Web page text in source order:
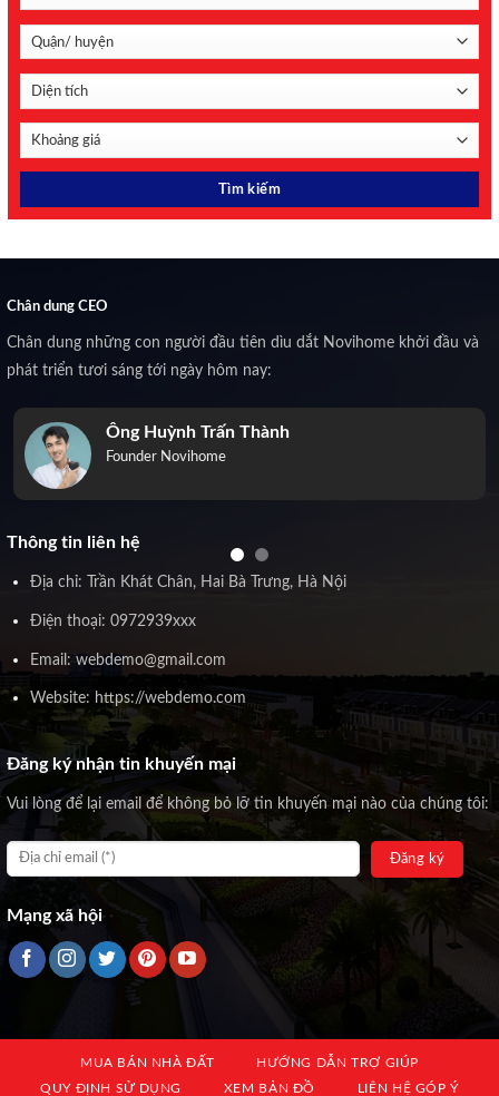
Chân dung CEO
Chân dung những con người đầu tiên dìu dắt Novihome khởi đầu và
phát triển tươi sáng tới ngày hôm nay:
Ông Huỳnh Trấn Thành
Founder Novihome
Thông tin liên hệ
Địa chỉ: Trần Khát Chân, Hai Bà Trưng, Hà Nội
Điện thoại: 0972939xxx
Email: webdemo@gmail.com
Website: https://webdemo.com
Đăng ký nhận tin khuyến mại
Vui lòng để lại email để không bỏ lỡ tin khuyến mại nào của chúng tôi:
Mạng xã hội
MUA BÁN NHÀ ĐẤT
HƯỚNG DẪN TRỢ GIÚP
QUY ĐỊNH SỬ DỤNG
XEM BẢN ĐỒ LIÊN HỆ GÓP Ý